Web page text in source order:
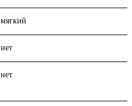
мягкий
нет
нет